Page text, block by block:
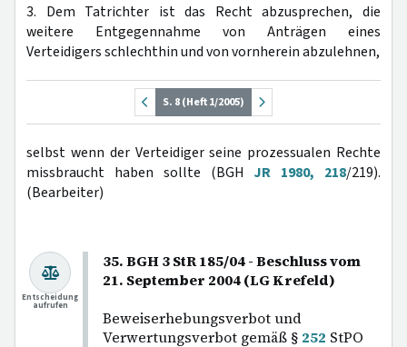
3. Dem Tatrichter ist das Recht abzusprechen, die
weitere Entgegennahme von Anträgen eines
Verteidigers schlechthin und von vornherein abzulehnen,
S. 8 (Heft 1/2005)
selbst wenn der Verteidiger seine prozessualen Rechte
missbraucht haben sollte (BGH JR 1980, 218/219).
(Bearbeiter)
35. BGH 3 StR 185/04 - Beschluss vom
21. September 2004 (LG Krefeld)
Beweiserhebungsverbot und
Verwertungsverbot gemäß § 252 StPO
Entscheidung
aufrufen